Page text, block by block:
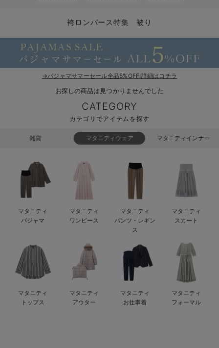
ベビー ブルマ
ベビー スカート
ベビー セットアップ
ベビー帽子（新生児・乳児）
新生児スリーパー・ベビーパジャマ
ベビーシューズ・ファーストシューズ・ベビー靴下
ベビー 小物
ベビー 雑貨 小物
ベビー安全グッズ
授乳・調乳・お食事
赤ちゃん 洗剤・洗濯用品・お掃除
赤ちゃん お風呂・ベビースキンケア
おむつ関連グッズ
ベビーの動物なりきり特集
ベビー 夏のお役立ちグッズ特集
【素材別】ベビーロンパース特集
【アウトレット】パジャマ
【アウトレット】インナー
【アウトレット】ベビー
コットン素材
ブラトップ
快適機能ウェア特集 トップス
快適機能ウェア特集 ボトムス
快適機能ウェア特集 パジャマ
安心の日本製。先輩ママが買ってよかった！本当に必要な出産準備品
ハレの日に着るANGELIEBEのセレモニー
買って正解！高評価レビューアイテム
スカート
パジャマ
インナー
ベビー
MAX55%OFF ブラックフ
オフィス
きれいめ美脚パンツ派
ツィード派
王道シンプル派
短肌着
セット
快適ウェア10%OFF
ジャンパースカート/
ワーク・オフィス
カジュアル
あったかアイテム｜
10,001円（税込）〜
女の子におススメの
男の子におススメの
もらって嬉しいギフト
何枚あっても嬉しい
長く使えるアイテム
お部屋映えアイテム
保温&リカバリー
レギンス・タイツ
カップ付きインナー
裏起毛素材
【冬のあったか特集
袴ロンパース特集 被り
→パジャマサマーセール全品5%OFF!詳細はコチラ
お探しの商品は見つかりませんでした
CATEGORY
カテゴリでアイテムを探す
雑貨 マタニティウェア マタニティインナー
マタニティ
パジャマ
マタニティ
ワンピース
マタニティ
パンツ・レギン
ス
マタニティ
スカート
マタニティ
トップス
マタニティ
アウター
マタニティ
お仕事着
マタニティ
フォーマル